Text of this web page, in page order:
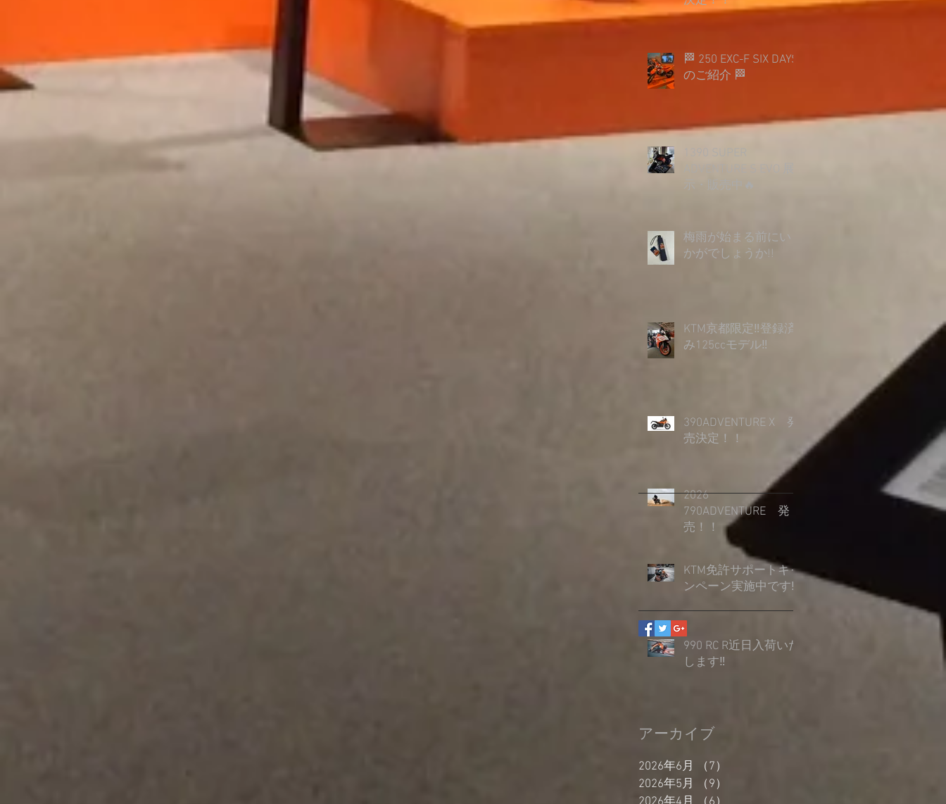
🏁 250 EXC-F SIX DAYS
のご紹介 🏁
示・販売中🔥
梅雨が始まる前にい
かがでしょうか︎!!
KTM京都限定‼登録済
み125ccモデル‼
390ADVENTURE X 発
売決定！！
2026
790ADVENTURE 発
売！！
KTM免許サポートキャ
ンペーン実施中です‼
990 RC R近日入荷いた
します‼
アーカイブ
2026年6月 （7）
2026年5月
（9）